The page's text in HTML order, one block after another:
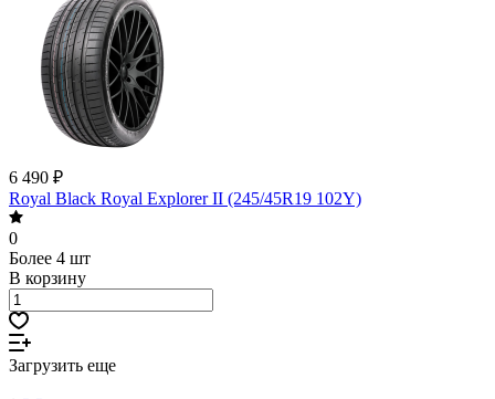
6 490 ₽
Royal Black Royal Explorer II (245/45R19 102Y)
0
Более 4 шт
В корзину
Загрузить еще